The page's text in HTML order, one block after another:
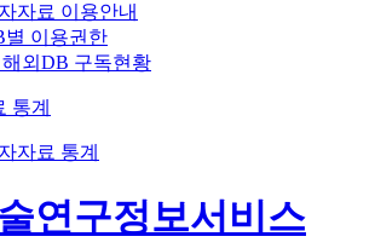
자료 이용안내
별 이용권한
외DB 구독현황
통계
자료 통계